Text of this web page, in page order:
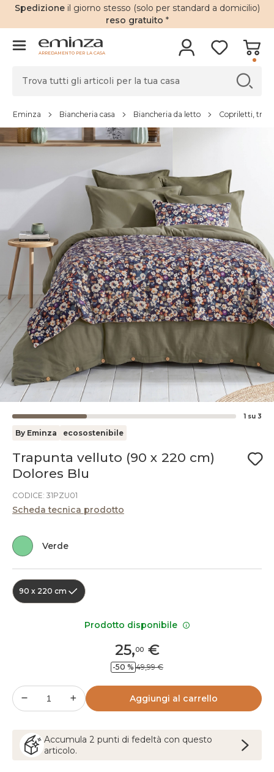
Spedizione il giorno stesso (solo per standard a domicilio)
reso gratuito *
ARREDAMENTO PER LA CASA
Eminza Biancheria casa Biancheria da letto Copriletti,
1 su 3
By Eminza ecosostenibile
Trapunta velluto (90 x 220 cm)
Dolores Blu
CODICE: 31PZU01
Scheda tecnica prodotto
Verde
90 x 220 cm
25,00€
-50 % 49,99 €
Aggiungi al carrello
Accumula 2 punti di fedeltà con questo
articolo.